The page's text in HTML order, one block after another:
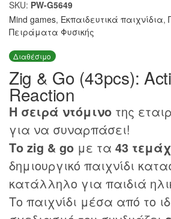
SKU: PW-G5649
Mind games, Εκπαιδευτικά παιχνίδια,
Πειράματα Φυσικής
Διαθέσιμο
Zig & Go (43pcs):
Reaction
Η σειρά ντόμινο της
για να συναρπάσει!
Το zig & go με τα 43
δημιουργικό παιχνίδι
κατάλληλο για παιδιά
Το παιχνίδι μέσα από το